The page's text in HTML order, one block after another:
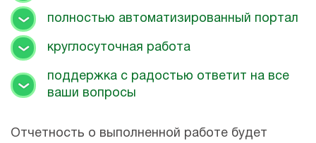
полностью автоматизированный портал
круглосуточная работа
поддержка с радостью ответит на все
ваши вопросы
Отчетность о выполненной работе будет